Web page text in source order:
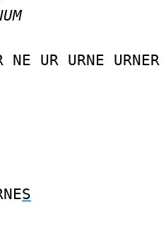
NE UR URNE URNER
S